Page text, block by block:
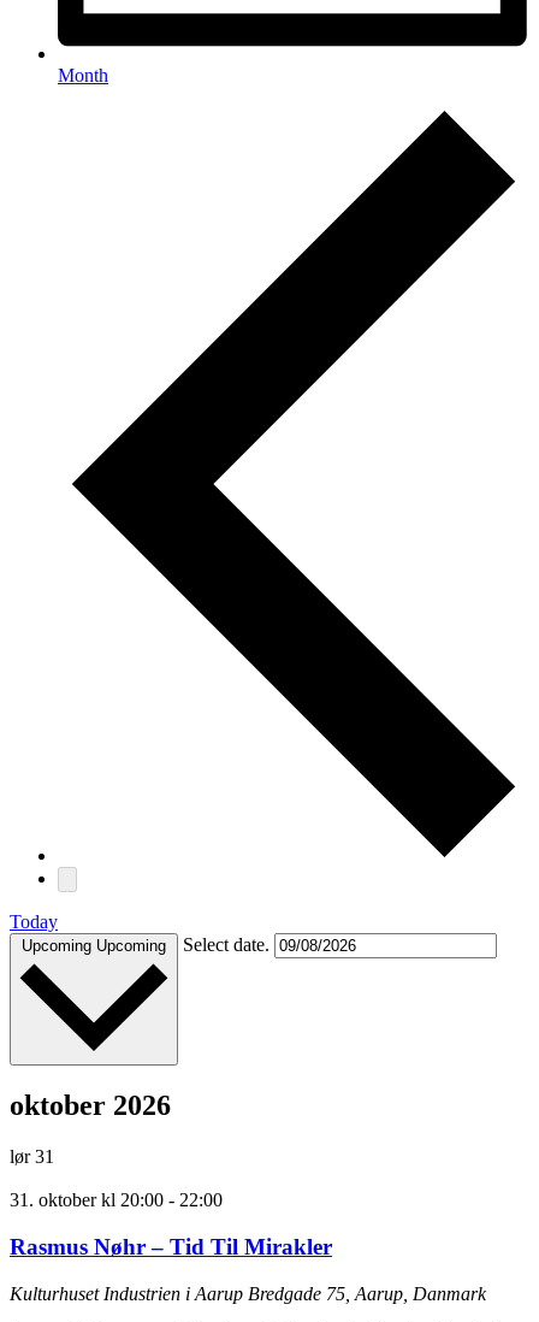
Month
Today
Upcoming Upcoming Select date.
oktober 2026
lør31
31. oktober kl 20:00 - 22:00
Rasmus Nøhr – Tid Til Mirakler
Kulturhuset Industrien i Aarup Bredgade 75, Aarup, Danmark